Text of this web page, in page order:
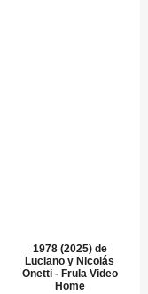
1978 (2025) de
Luciano y Nicolás
Onetti - Frula Video
Home